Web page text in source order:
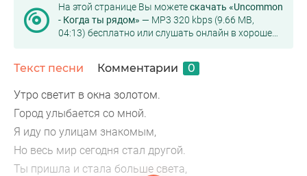
На этой странице Вы можетескачать «Uncommon
- Когда ты рядом» — MP3 320 kbps (9.66 MB,
04:13) бесплатно или слушать онлайн в хорошем
Текст песни Комментарии 0
Утро светит в окна золотом.
Город улыбается со мной.
Я иду по улицам знакомым,
Но весь мир сегодня стал другой.
Ты пришла и стала больше света,